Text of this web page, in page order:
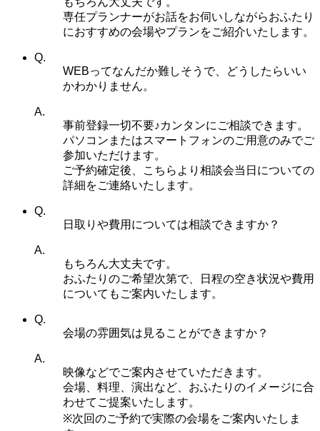
専任プランナーがお話をお伺いしながらおふたり
におすすめの会場やプランをご紹介いたします。
Q.
WEBってなんだか難しそうで、どうしたらいい
かわかりません。
A.
事前登録一切不要♪カンタンにご相談できます。
パソコンまたはスマートフォンのご用意のみでご
参加いただけます。
ご予約確定後、こちらより相談会当日についての
詳細をご連絡いたします。
Q.
日取りや費用については相談できますか？
A.
もちろん大丈夫です。
おふたりのご希望次第で、日程の空き状況や費用
についてもご案内いたします。
Q.
会場の雰囲気は見ることができますか？
A.
映像などでご案内させていただきます。
会場、料理、演出など、おふたりのイメージに合
わせてご提案いたします。
※次回のご予約で実際の会場をご案内いたしま